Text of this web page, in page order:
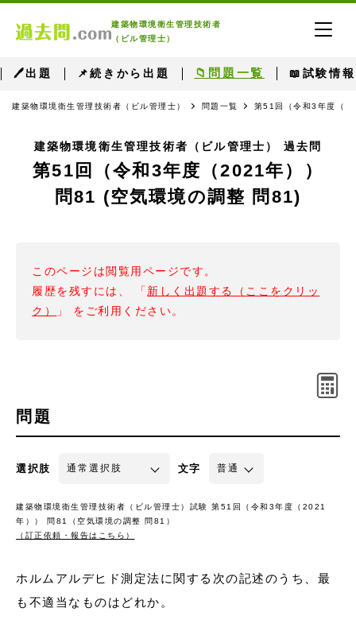
建築物環境衛生管理技術者
（ビル管理士）
🖊出題 📌続きから出題 📁問題一覧 📖試験情報
建築物環境衛生管理技術者（ビル管理士） 問題一覧 第51回（令和3年度（
建築物環境衛生管理技術者（ビル管理士） 過去問
第51回（令和3年度（2021年））
問81 (空気環境の調整 問81)
このページは閲覧用ページです。
履歴を残すには、 「 新しく出題する（ここをクリッ
ク）
」 をご利用ください。
問題
選択肢 文字
建築物環境衛生管理技術者（ビル管理士）試験 第51回（令和3年度（2021
年）） 問81（空気環境の調整 問81）
（訂正依頼・報告はこちら）
ホルムアルデヒド測定法に関する次の記述のうち、最
も不適当なものはどれか。